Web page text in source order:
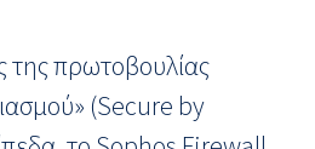
της πρωτοβουλίας
(Secure by